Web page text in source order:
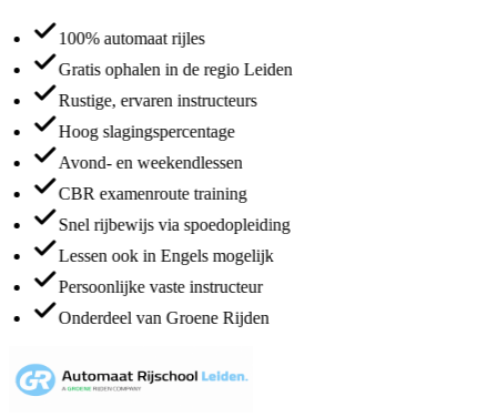
100% automaat rijles
Gratis ophalen in de regio Leiden
Rustige, ervaren instructeurs
Hoog slagingspercentage
Avond- en weekendlessen
CBR examenroute training
Snel rijbewijs via spoedopleiding
Lessen ook in Engels mogelijk
Persoonlijke vaste instructeur
Onderdeel van Groene Rijden